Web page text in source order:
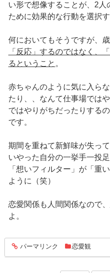
い形で想像することが、2人
ために効果的な行動を選択
何においてもそうですが、
「反応」するのではなく、
るということ 。
赤ちゃんのように気に入ら
たり、、なんて仕事場では
ではやりがちだったりする
です。
期間を重ねて新鮮味が失っ
いやった自分の一挙手一投
「想いフィルター」が「重
ように（笑）
恋愛関係も人間関係なので
よ。
entry1288
パーマリンク 恋愛観